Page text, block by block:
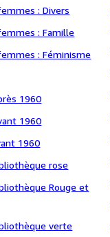
: Divers
: Famille
: Féminisme
1960
1960
1960
rose
Rouge et
verte